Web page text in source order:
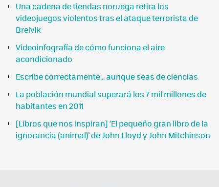
Una cadena de tiendas noruega retira los
videojuegos violentos tras el ataque terrorista de
Breivik
Videoinfografía de cómo funciona el aire
acondicionado
Escribe correctamente... aunque seas de ciencias
La población mundial superará los 7 mil millones de
habitantes en 2011
[Libros que nos inspiran] ‘El pequeño gran libro de la
ignorancia (animal)' de John Lloyd y John Mitchinson